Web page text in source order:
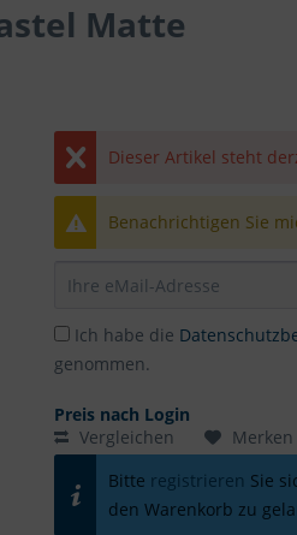
Matte
Dieser Artikel steht
Benachrichtigen Sie
Ich habe die
genommen.
Preis nach Login
Vergleichen
Merken
Bitte registrieren Sie
den Warenkorb zu